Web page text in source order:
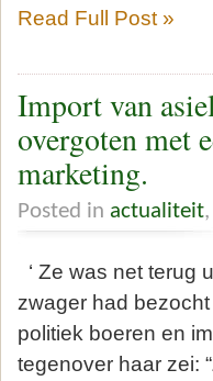
Read Full Post »
Import van
overgoten met
marketing.
Posted in actualiteit,
‘ Ze was net terug
zwager had
politiek boeren en
tegenover haar zei: